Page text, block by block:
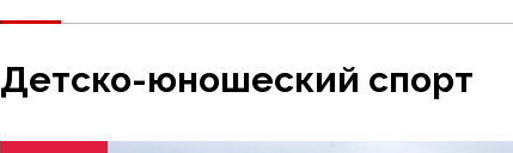
Детско-юношеский спорт